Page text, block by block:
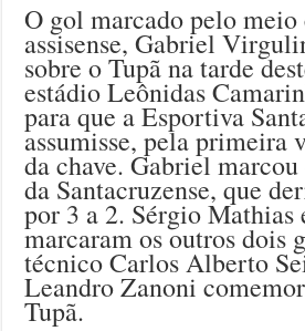
O gol marcado pelo meio
assisense, Gabriel
sobre o Tupã na tarde
estádio Leônidas
para que a Esportiva
assumisse, pela primeira
da chave. Gabriel
da Santacruzense, que
por 3 a 2. Sérgio Mathias
marcaram os outros dois
técnico Carlos Alberto
Leandro Zanoni
Tupã.